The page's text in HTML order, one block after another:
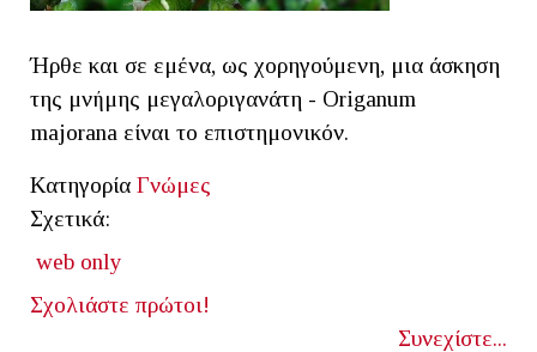
Ήρθε και σε εμένα, ως χορηγούμενη, μια άσκηση
της μνήμης μεγαλοριγανάτη - Origanum
majorana είναι το επιστημονικόν.
Κατηγορία Γνώμες
Σχετικά:
web only
Σχολιάστε πρώτοι!
Συνεχίστε...